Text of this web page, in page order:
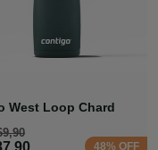
West Loop Chard
48% OFF